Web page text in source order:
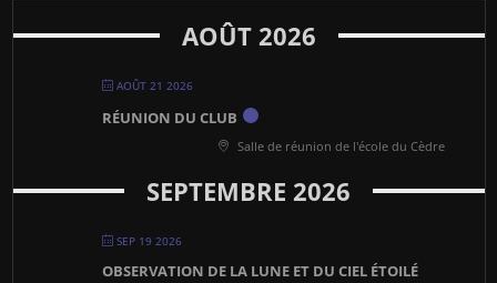
AOÛT 2026
AOÛT 21 2026
RÉUNION DU CLUB
Salle de réunion de l'école du Cèdre
SEPTEMBRE 2026
SEP 19 2026
OBSERVATION DE LA LUNE ET DU CIEL ÉTOILÉ